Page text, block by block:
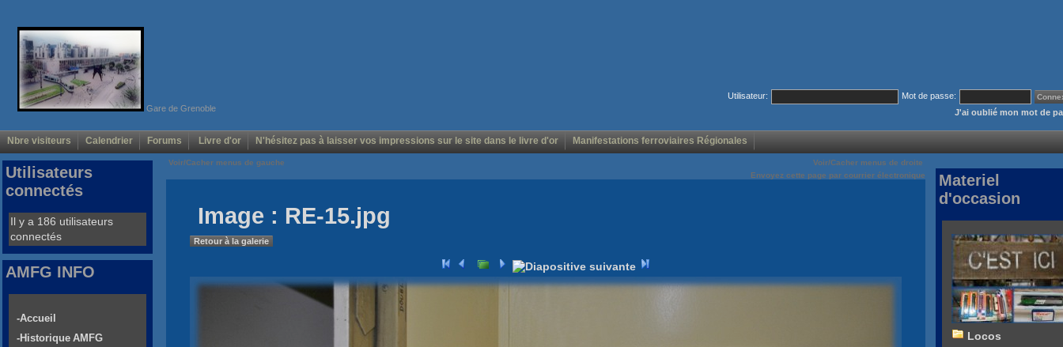
Gare de Grenoble
Utilisateur:
Mot de passe:
J'ai oublié mon mot de
Nbre visiteurs Calendrier Forums Livre d'or N'hésitez pas à laisser vos impressions sur le site dans le livre d'or Manifestations ferroviaires Régionales
Voir/Cacher menus de gauche
Voir/Cacher menus de droite
Envoyez cette page par courrier électronique
Image : RE-15.jpg
Retour à la galerie
Utilisateurs
connectés
Il y a 186 utilisateurs
connectés
AMFG INFO
-Accueil
-Historique AMFG
Materiel
d'occasion
Locos